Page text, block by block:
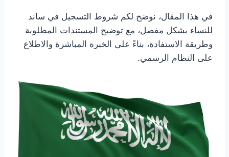
في هذا المقال، نوضح لكم شروط التسجيل في ساند
للنساء بشكل مفصل، مع توضيح المستندات المطلوبة
وطريقة الاستفادة، بناءً على الخبرة المباشرة والاطلاع
على النظام الرسمي.